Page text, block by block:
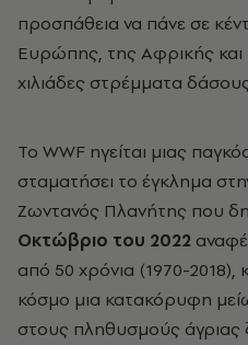
προσπάθεια να πάνε σε
Ευρώπης, της Αφρικής και
χιλιάδες στρέμματα
Το WWF ηγείται μιας
σταματήσει το έγκλημα
Ζωντανός Πλανήτης που
Οκτώβριο του 2022
από 50 χρόνια (1970-2018),
κόσμο μια κατακόρυφη
στους πληθυσμούς άγριας